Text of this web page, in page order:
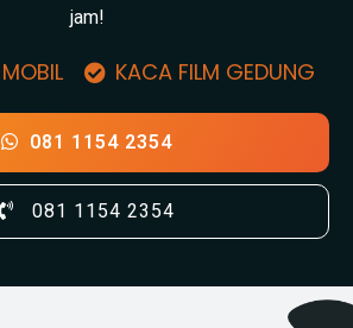
jam!
KACA FILM GEDUNG
081 1154 2354
081 1154 2354